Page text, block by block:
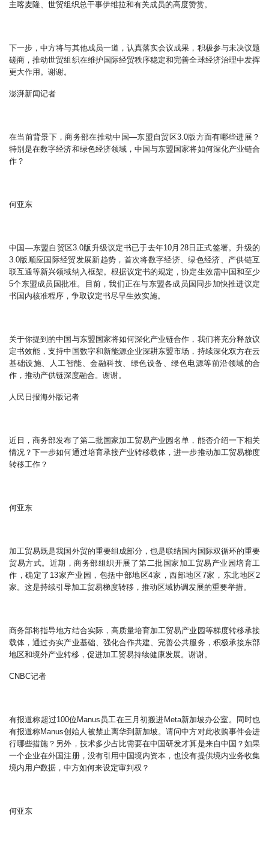
主喀麦隆、世贸组织总干事伊维拉和有关成员的高度赞赏。
下一步，中方将与其他成员一道，认真落实会议成果，积极参与未决议题
磋商，推动世贸组织在维护国际经贸秩序稳定和完善全球经济治理中发挥
更大作用。谢谢。
澎湃新闻记者
在当前背景下，商务部在推动中国—东盟自贸区3.0版方面有哪些进展？
特别是在数字经济和绿色经济领域，中国与东盟国家将如何深化产业链合
作？
何亚东
中国—东盟自贸区3.0版升级议定书已于去年10月28日正式签署。升级的
3.0版顺应国际经贸发展新趋势，首次将数字经济、绿色经济、产供链互
联互通等新兴领域纳入框架。根据议定书的规定，协定生效需中国和至少
5个东盟成员国批准。目前，我们正在与东盟各成员国同步加快推进议定
书国内核准程序，争取议定书尽早生效实施。
关于你提到的中国与东盟国家将如何深化产业链合作，我们将充分释放议
定书效能，支持中国数字和新能源企业深耕东盟市场，持续深化双方在云
基础设施、人工智能、金融科技、绿色设备、绿色电源等前沿领域的合
作，推动产供链深度融合。谢谢。
人民日报海外版记者
近日，商务部发布了第二批国家加工贸易产业园名单，能否介绍一下相关
情况？下一步如何通过培育承接产业转移载体，进一步推动加工贸易梯度
转移工作？
何亚东
加工贸易既是我国外贸的重要组成部分，也是联结国内国际双循环的重要
贸易方式。近期，商务部组织开展了第二批国家加工贸易产业园培育工
作，确定了13家产业园，包括中部地区4家，西部地区7家，东北地区2
家。这是持续引导加工贸易梯度转移，推动区域协调发展的重要举措。
商务部将指导地方结合实际，高质量培育加工贸易产业园等梯度转移承接
载体，通过夯实产业基础、强化合作共建、完善公共服务，积极承接东部
地区和境外产业转移，促进加工贸易持续健康发展。谢谢。
CNBC记者
有报道称超过100位Manus员工在三月初搬进Meta新加坡办公室。同时也
有报道称Manus创始人被禁止离华到新加坡。请问中方对此收购事件会进
行哪些措施？另外，技术多少占比需要在中国研发才算是来自中国？如果
一个企业在外国注册，没有引用中国境内资本，也没有提供境内业务收集
境内用户数据，中方如何来设定审判权？
何亚东